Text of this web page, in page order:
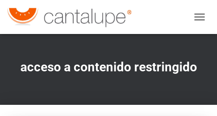
acceso a contenido restringido